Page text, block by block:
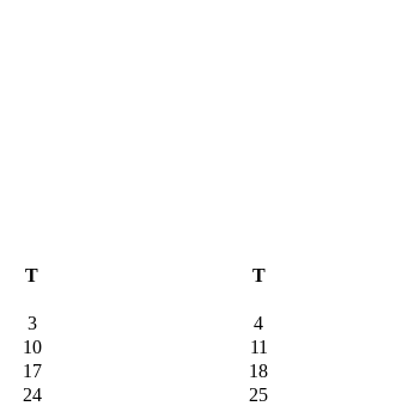
Τ Τ
3 4
10 11
17 18
24 25